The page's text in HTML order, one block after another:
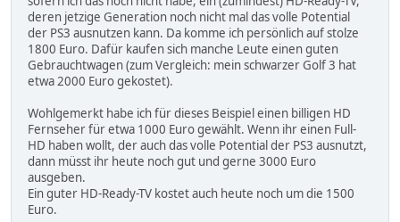
deren jetzige Generation noch nicht mal das volle Potential
der PS3 ausnutzen kann. Da komme ich persönlich auf stolze
1800 Euro. Dafür kaufen sich manche Leute einen guten
Gebrauchtwagen (zum Vergleich: mein schwarzer Golf 3 hat
etwa 2000 Euro gekostet).
Wohlgemerkt habe ich für dieses Beispiel einen billigen HD
Fernseher für etwa 1000 Euro gewählt. Wenn ihr einen Full-
HD haben wollt, der auch das volle Potential der PS3 ausnutzt,
dann müsst ihr heute noch gut und gerne 3000 Euro
ausgeben.
Ein guter HD-Ready-TV kostet auch heute noch um die 1500
Euro.